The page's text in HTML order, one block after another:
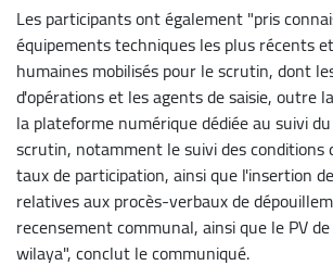
Les participants ont également "pris
équipements techniques les plus récents
humaines mobilisés pour le scrutin, dont
d'opérations et les agents de saisie, outre
la plateforme numérique dédiée au suivi
scrutin, notamment le suivi des
taux de participation, ainsi que l'insertion
relatives aux procès-verbaux de
recensement communal, ainsi que le PV
wilaya", conclut le communiqué.